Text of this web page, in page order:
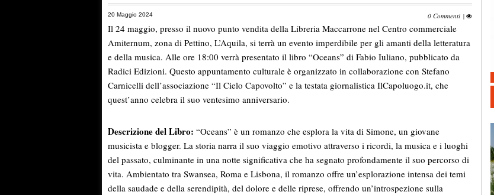
20 Maggio 2024 0 Commenti |
Il 24 maggio, presso il nuovo punto vendita della Libreria Maccarrone nel Centro commerciale
Amiternum, zona di Pettino, L’Aquila, si terrà un evento imperdibile per gli amanti della letteratura
e della musica. Alle ore 18:00 verrà presentato il libro “Oceans” di Fabio Iuliano, pubblicato da
Radici Edizioni. Questo appuntamento culturale è organizzato in collaborazione con Stefano
Carnicelli dell’associazione “Il Cielo Capovolto” e la testata giornalistica IlCapoluogo.it, che
quest’anno celebra il suo ventesimo anniversario.
Descrizione del Libro: “Oceans” è un romanzo che esplora la vita di Simone, un giovane
musicista e blogger. La storia narra il suo viaggio emotivo attraverso i ricordi, la musica e i luoghi
del passato, culminante in una notte significativa che ha segnato profondamente il suo percorso di
vita. Ambientato tra Swansea, Roma e Lisbona, il romanzo offre un’esplorazione intensa dei temi
della saudade e della serendipità, del dolore e delle riprese, offrendo un’introspezione sulla